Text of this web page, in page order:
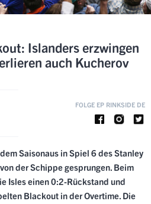
Islanders erzwingen
auch Kucherov
FOLGE EP RINKSIDE DE
Saisonaus in Spiel 6 des Stanley
der Schippe gesprungen. Beim
Isles einen 0:2-Rückstand und
Blackout in der Overtime. Die